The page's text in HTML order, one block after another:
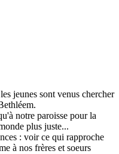
jeunes sont venus chercher
notre paroisse pour la
plus juste...
: voir ce qui rapproche
à nos frères et soeurs